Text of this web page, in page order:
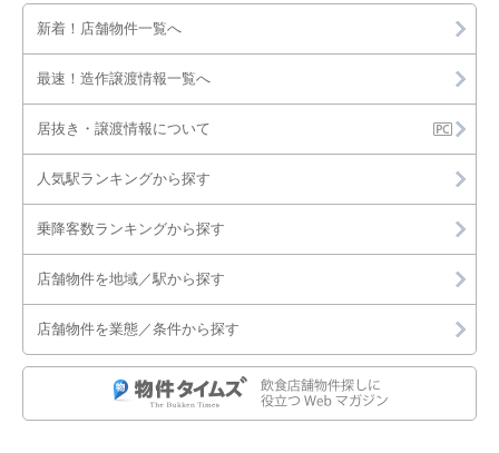
新着！店舗物件一覧へ
最速！造作譲渡情報一覧へ
居抜き・譲渡情報について
人気駅ランキングから探す
乗降客数ランキングから探す
店舗物件を地域／駅から探す
店舗物件を業態／条件から探す